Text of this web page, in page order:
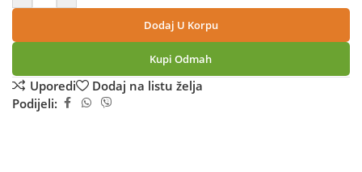
Dodaj U Korpu
Kupi Odmah
Uporedi
Dodaj na listu želja
Podijeli: